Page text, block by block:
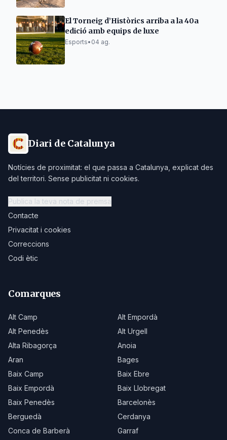
El Torneig d’Històrics arriba a la 40a
edició amb equips de luxe
Esports• 04 ag.
Diari de Catalunya
Notícies de proximitat: el que passa a Catalunya, explicat des
del territori. Sense publicitat ni cookies.
Publica la teva nota de premsa
Contacte
Privacitat i cookies
Correccions
Codi ètic
Comarques
Alt Camp
Alt Empordà
Alt Penedès
Alt Urgell
Alta Ribagorça
Anoia
Aran
Bages
Baix Camp
Baix Ebre
Baix Empordà
Baix Llobregat
Baix Penedès
Barcelonès
Berguedà
Cerdanya
Conca de Barberà
Garraf